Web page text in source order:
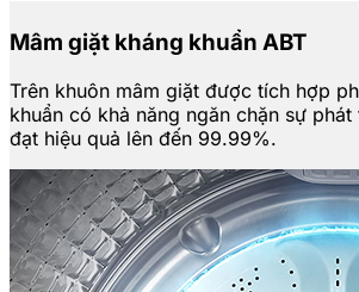
Mâm giặt kháng khuẩn ABT
Trên khuôn mâm giặt được tích hợp
khuẩn có khả năng ngăn chặn sự
đạt hiệu quả lên đến 99.99%.